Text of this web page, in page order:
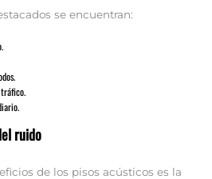
se encuentran:
ruido
de los pisos acústicos es la